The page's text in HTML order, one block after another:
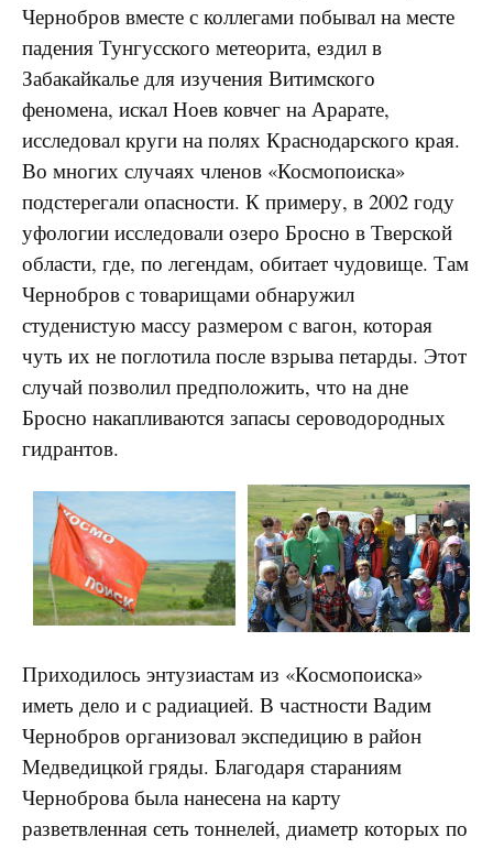
Чернобров вместе с коллегами побывал на месте
падения Тунгусского метеорита, ездил в
Забакайкалье для изучения Витимского
феномена, искал Ноев ковчег на Арарате,
исследовал круги на полях Краснодарского края.
Во многих случаях членов «Космопоиска»
подстерегали опасности. К примеру, в 2002 году
уфологии исследовали озеро Бросно в Тверской
области, где, по легендам, обитает чудовище. Там
Чернобров с товарищами обнаружил
студенистую массу размером с вагон, которая
чуть их не поглотила после взрыва петарды. Этот
случай позволил предположить, что на дне
Бросно накапливаются запасы сероводородных
гидрантов.
Приходилось энтузиастам из «Космопоиска»
иметь дело и с радиацией. В частности Вадим
Чернобров организовал экспедицию в район
Медведицкой гряды. Благодаря стараниям
Черноброва была нанесена на карту
разветвленная сеть тоннелей, диаметр которых по